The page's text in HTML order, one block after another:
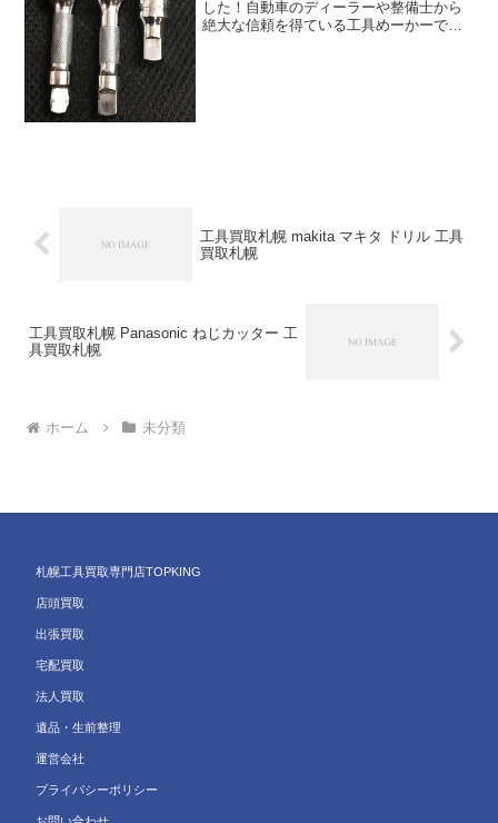
した！自動車のディーラーや整備士から
絶大な信頼を得ている工具めーかーです
工具買取札幌 makita マキタ ドリル 工具
買取札幌
工具買取札幌 Panasonic ねじカッター 工
具買取札幌
ホーム 未分類
札幌工具買取専門店TOPKING
店頭買取
出張買取
宅配買取
法人買取
遺品・生前整理
運営会社
プライバシーポリシー